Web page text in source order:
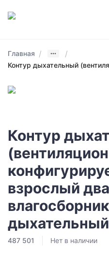
Главная / /
Контур дыхательный
Контур
взрослый два
487 501 Нет в наличии